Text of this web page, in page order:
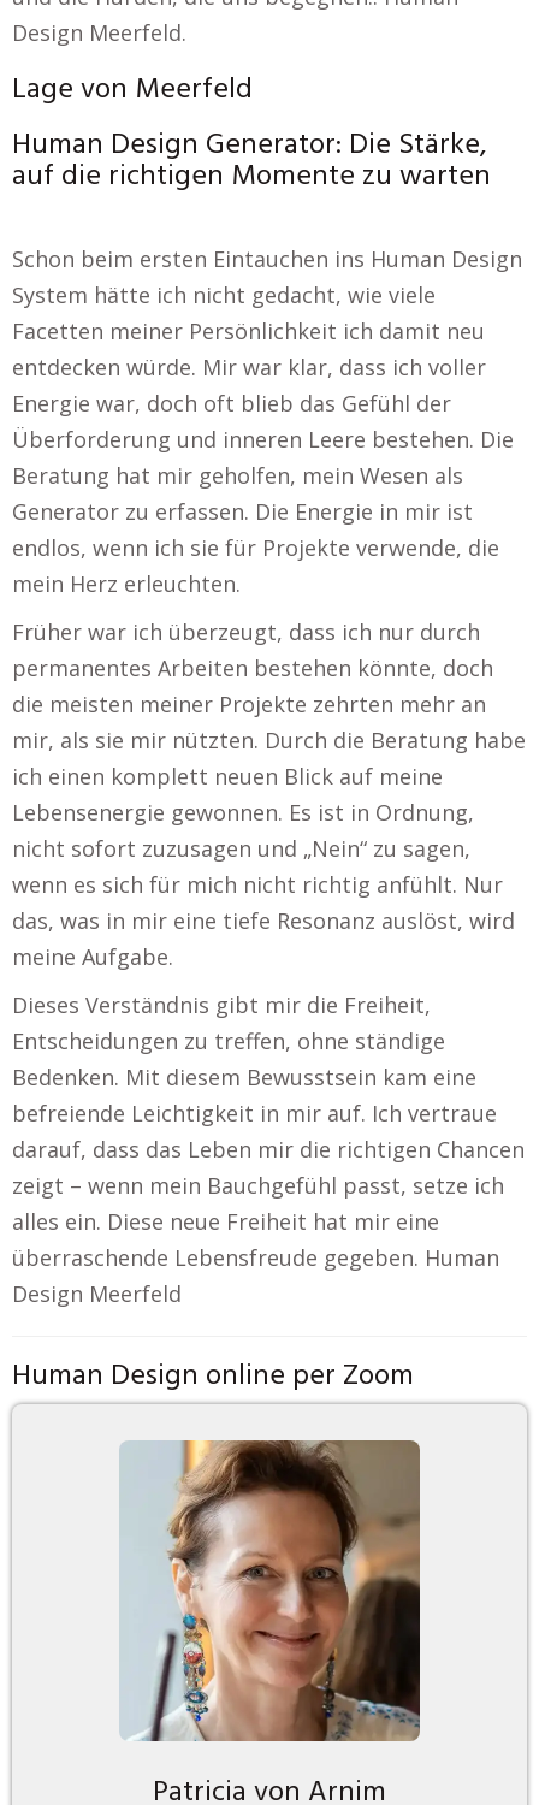
Design Meerfeld.
Lage von Meerfeld
Human Design Generator: Die Stärke,
auf die richtigen Momente zu warten
Schon beim ersten Eintauchen ins Human Design
System hätte ich nicht gedacht, wie viele
Facetten meiner Persönlichkeit ich damit neu
entdecken würde. Mir war klar, dass ich voller
Energie war, doch oft blieb das Gefühl der
Überforderung und inneren Leere bestehen. Die
Beratung hat mir geholfen, mein Wesen als
Generator zu erfassen. Die Energie in mir ist
endlos, wenn ich sie für Projekte verwende, die
mein Herz erleuchten.
Früher war ich überzeugt, dass ich nur durch
permanentes Arbeiten bestehen könnte, doch
die meisten meiner Projekte zehrten mehr an
mir, als sie mir nützten. Durch die Beratung habe
ich einen komplett neuen Blick auf meine
Lebensenergie gewonnen. Es ist in Ordnung,
nicht sofort zuzusagen und „Nein“ zu sagen,
wenn es sich für mich nicht richtig anfühlt. Nur
das, was in mir eine tiefe Resonanz auslöst, wird
meine Aufgabe.
Dieses Verständnis gibt mir die Freiheit,
Entscheidungen zu treffen, ohne ständige
Bedenken. Mit diesem Bewusstsein kam eine
befreiende Leichtigkeit in mir auf. Ich vertraue
darauf, dass das Leben mir die richtigen Chancen
zeigt – wenn mein Bauchgefühl passt, setze ich
alles ein. Diese neue Freiheit hat mir eine
überraschende Lebensfreude gegeben. Human
Design Meerfeld
Human Design online per Zoom
Patricia von Arnim